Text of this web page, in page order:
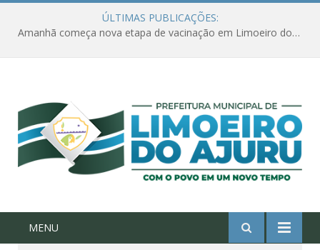
ÚLTIMAS PUBLICAÇÕES:
Amanhã começa nova etapa de vacinação em Limoeiro do Ajuru para idosos com 65 ou mais
MENU